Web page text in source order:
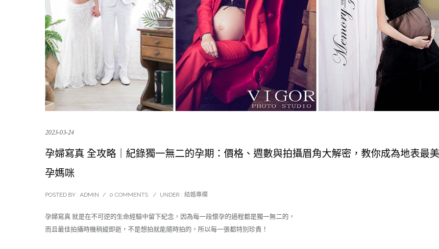
2023-03-24
孕婦寫真 全攻略｜紀錄獨一無二的孕期：價格、週數與拍攝眉角大解密，教你成為地表最美
孕媽咪
POSTED BY : ADMIN / 0 COMMENTS / UNDER : 結婚專欄
孕婦寫真 就是在不可逆的生命經驗中留下紀念，因為每一段懷孕的過程都是獨一無二的，
而且最佳拍攝時機稍縱即逝，不是想拍就能隨時拍的，所以每一張都特別珍貴！